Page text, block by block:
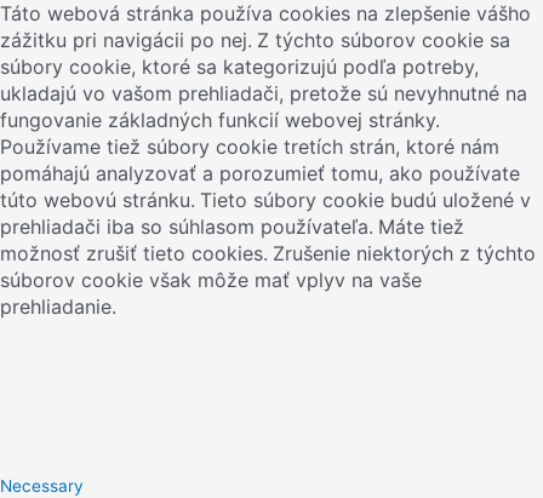
Táto webová stránka používa cookies na zlepšenie vášho
zážitku pri navigácii po nej. Z týchto súborov cookie sa
súbory cookie, ktoré sa kategorizujú podľa potreby,
ukladajú vo vašom prehliadači, pretože sú nevyhnutné na
fungovanie základných funkcií webovej stránky.
Používame tiež súbory cookie tretích strán, ktoré nám
pomáhajú analyzovať a porozumieť tomu, ako používate
túto webovú stránku. Tieto súbory cookie budú uložené v
prehliadači iba so súhlasom používateľa. Máte tiež
možnosť zrušiť tieto cookies. Zrušenie niektorých z týchto
súborov cookie však môže mať vplyv na vaše
prehliadanie.
Necessary